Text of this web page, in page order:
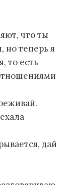
что ты
но теперь я
то есть
дай